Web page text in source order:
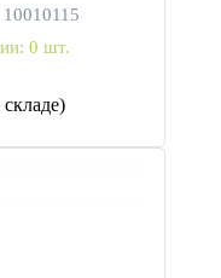
10010115
0 шт.